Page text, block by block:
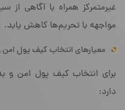
غیرمتمرکز همراه با آگاهی
مواجهه با تحریم‌ها کاهش یابد.
معیارهای انتخاب کیف پول امن
برای انتخاب کیف پول امن و
دارد: